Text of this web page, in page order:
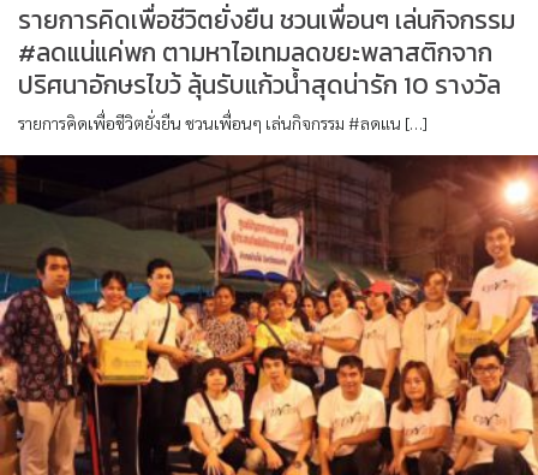
รายการคิดเพื่อชีวิตยั่งยืน ชวนเพื่อนๆ เล่นกิจกรรม
#ลดแน่แค่พก ตามหาไอเทมลดขยะพลาสติกจาก
ปริศนาอักษรไขว้ ลุ้นรับแก้วน้ำสุดน่ารัก 10 รางวัล
รายการคิดเพื่อชีวิตยั่งยืน ชวนเพื่อนๆ เล่นกิจกรรม #ลดแน […]